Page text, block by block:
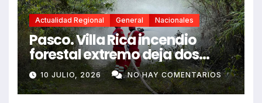
Actualidad Regional General Nacionales
Pasco. Villa Rica incendio
forestal extremo deja dos
fallecidos y heridos
10 JULIO, 2026 NO HAY COMENTARIOS